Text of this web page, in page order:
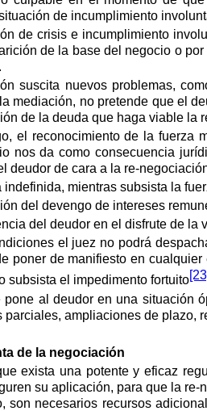
de incumplimiento
de crisis e incumplimiento
de la base del negocio o
suscita nuevos problemas,
mediación, no pretende que el
de la deuda que haga viable la
el reconocimiento de la fuerza
nos da como consecuencia
deudor de cara a la re-
indefinida, mientras subsista la
del devengo de intereses
del deudor en el disfrute de la
el juez no podrá
poner de manifiesto en
subsista el impedimento fortuito
pone al deudor en una situación
parciales, ampliaciones de plazo,
de la negociación
exista una potente y eficaz
su aplicación, para que la
son necesarios recursos